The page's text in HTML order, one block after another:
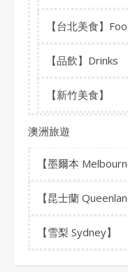
【台北美食】
【品飲】Drinks
【新竹美食】
澳洲旅遊
【墨爾本
【昆士蘭
【雪梨 Sydney】